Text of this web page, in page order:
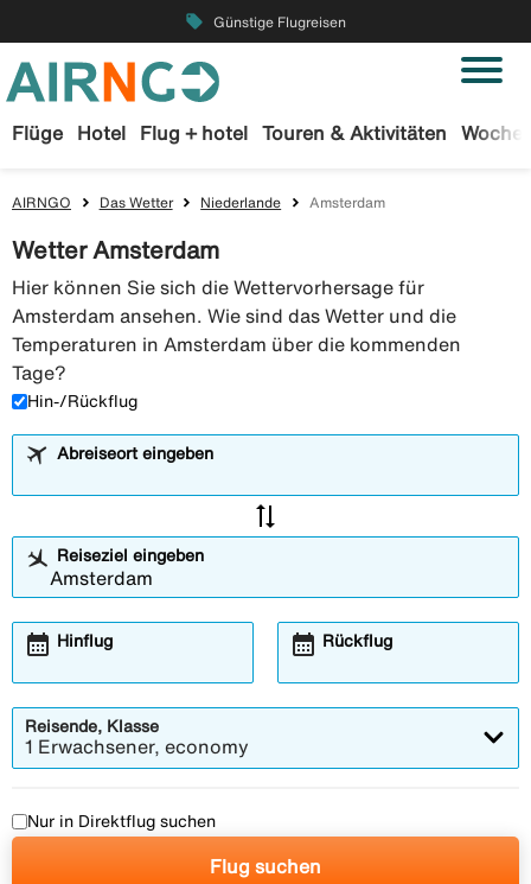
local_offer Günstige Flugreisen
Flüge Hotel Flug + hotel Touren & Aktivitäten
AIRNGO Das Wetter Niederlande Amsterdam
Wetter Amsterdam
Hier können Sie sich die Wettervorhersage für
Amsterdam ansehen. Wie sind das Wetter und die
Temperaturen in Amsterdam über die kommenden
Tage?
Hin-/Rückflug
Abreiseort eingeben
sync_alt
Reiseziel eingeben
Hinflug
calendar_month Rückflug
calendar_month
Reisende, Klasse
1 Erwachsener, economy
Nur in Direktflug suchen
Flug suchen